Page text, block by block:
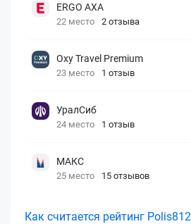
ERGO AXA
22 место 2 отзыва
Oxy Travel Premium
23 место 1 отзыв
УралСиб
24 место 1 отзыв
МАКС
25 место 15 отзывов
Как считается рейтинг Polis812